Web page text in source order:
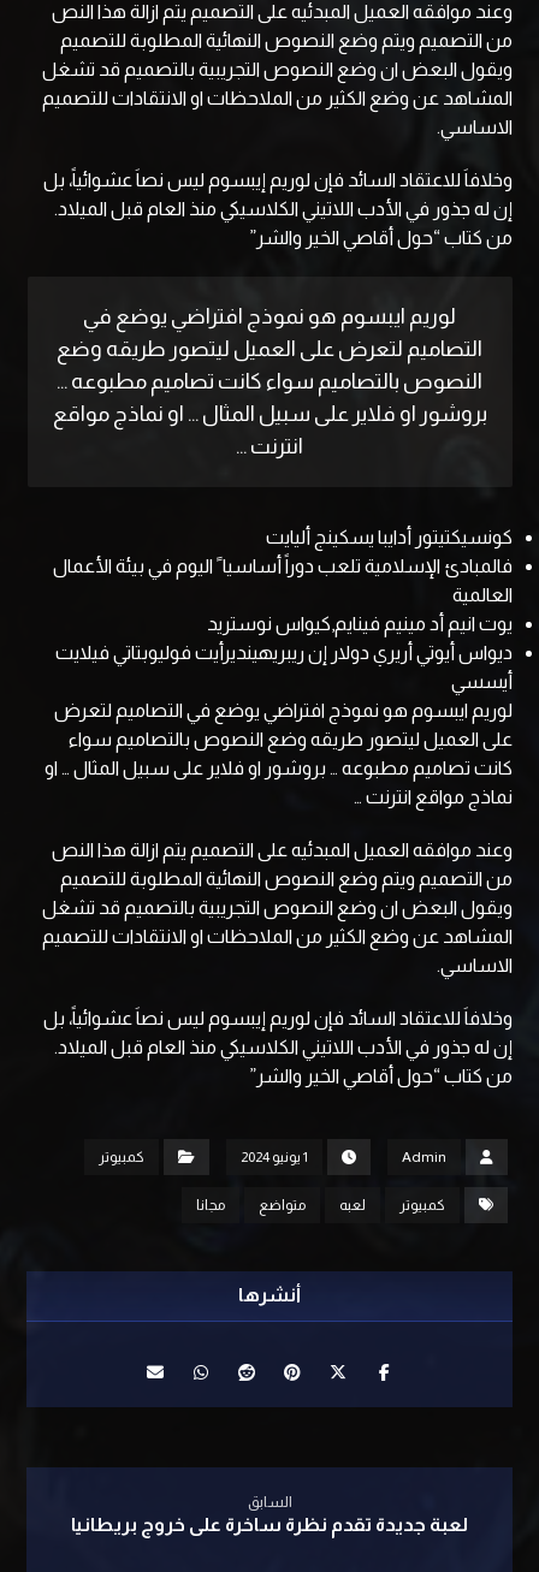
وعند موافقه العميل المبدئيه على التصميم يتم ازالة هذا النص
من التصميم ويتم وضع النصوص النهائية المطلوبة للتصميم
ويقول البعض ان وضع النصوص التجريبية بالتصميم قد تشغل
المشاهد عن وضع الكثير من الملاحظات او الانتقادات للتصميم
الاساسي.
وخلافاَ للاعتقاد السائد فإن لوريم إيبسوم ليس نصاَ عشوائياً، بل
إن له جذور في الأدب اللاتيني الكلاسيكي منذ العام قبل الميلاد.
من كتاب “حول أقاصي الخير والشر”
لوريم ايبسوم هو نموذج افتراضي يوضع في
التصاميم لتعرض على العميل ليتصور طريقه وضع
النصوص بالتصاميم سواء كانت تصاميم مطبوعه …
بروشور او فلاير على سبيل المثال … او نماذج مواقع
انترنت …
كونسيكتيتور أدايبا يسكينج أليايت
فالمبادئ الإسلامية تلعب دوراً أساسيا ً اليوم في بيئة الأعمال
العالمية
يوت انيم أد مينيم فينايم,كيواس نوستريد
ديواس أيوتي أريري دولار إن ريبريهينديرأيت فوليوبتاتي فيلايت
أيسسي
لوريم ايبسوم هو نموذج افتراضي يوضع في التصاميم لتعرض
على العميل ليتصور طريقه وضع النصوص بالتصاميم سواء
كانت تصاميم مطبوعه … بروشور او فلاير على سبيل المثال … او
نماذج مواقع انترنت …
وعند موافقه العميل المبدئيه على التصميم يتم ازالة هذا النص
من التصميم ويتم وضع النصوص النهائية المطلوبة للتصميم
ويقول البعض ان وضع النصوص التجريبية بالتصميم قد تشغل
المشاهد عن وضع الكثير من الملاحظات او الانتقادات للتصميم
الاساسي.
وخلافاَ للاعتقاد السائد فإن لوريم إيبسوم ليس نصاَ عشوائياً، بل
إن له جذور في الأدب اللاتيني الكلاسيكي منذ العام قبل الميلاد.
من كتاب “حول أقاصي الخير والشر”
Admin 1 يونيو 2024 كمبيوتر
كمبيوتر لعبه متواضع مجانا
السابق
لعبة جديدة تقدم نظرة ساخرة على خروج بريطانيا